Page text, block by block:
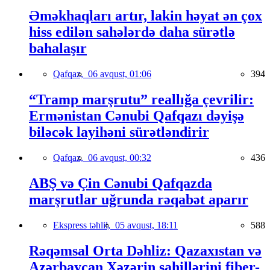
Əməkhaqları artır, lakin həyat ən çox
hiss edilən sahələrdə daha sürətlə
bahalaşır
Qafqaz, 06 avqust, 01:06 394
“Tramp marşrutu” reallığa çevrilir:
Ermənistan Cənubi Qafqazı dəyişə
biləcək layihəni sürətləndirir
Qafqaz, 06 avqust, 00:32 436
ABŞ və Çin Cənubi Qafqazda
marşrutlar uğrunda rəqabət aparır
Ekspress təhlil, 05 avqust, 18:11 588
Rəqəmsal Orta Dəhliz: Qazaxıstan və
Azərbaycan Xəzərin sahillərini fiber-